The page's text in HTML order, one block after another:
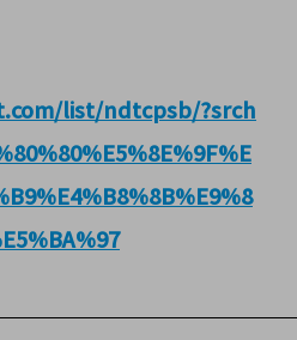
list/ndtcpsb/?srch